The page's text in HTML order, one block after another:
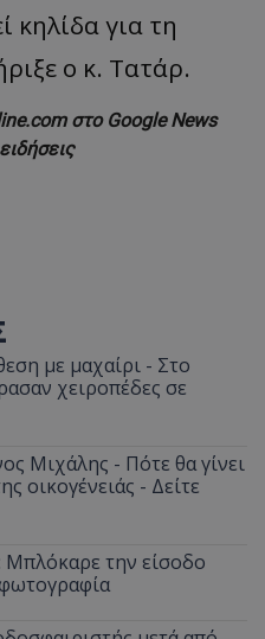
κηλίδα για τη
ο κ. Τατάρ.
στο Google News
ειδήσεις
με μαχαίρι - Στο
χειροπέδες σε
Μιχάλης - Πότε θα γίνει
οικογένειάς - Δείτε
την είσοδο